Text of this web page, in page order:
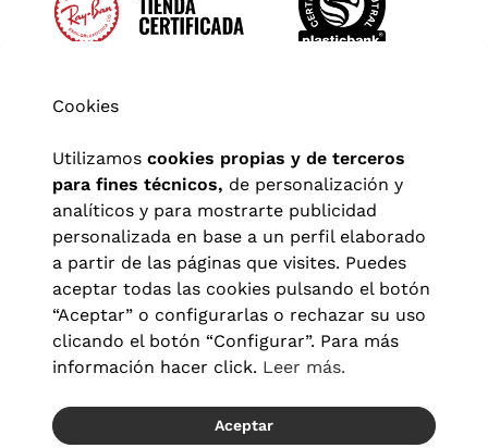
Aviso legal| Política de privacidad Términos y condiciones
Política de cookies|Configuración de cookies
© 2026 Visionlab España
Cookies
Utilizamos cookies propias y de terceros
para fines técnicos, de personalización y
analíticos y para mostrarte publicidad
personalizada en base a un perfil elaborado
a partir de las páginas que visites. Puedes
aceptar todas las cookies pulsando el botón
“Aceptar” o configurarlas o rechazar su uso
clicando el botón “Configurar”. Para más
información hacer click. Leer más.
Aceptar